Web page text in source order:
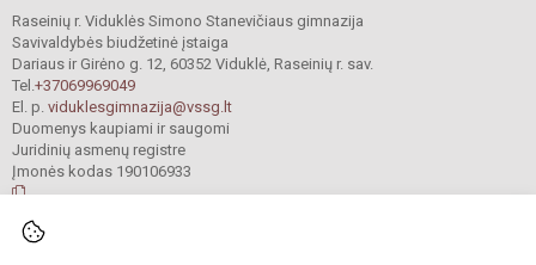
Raseinių r. Viduklės Simono Stanevičiaus gimnazija
Savivaldybės biudžetinė įstaiga
Dariaus ir Girėno g. 12, 60352 Viduklė, Raseinių r. sav.
Tel.+37069969049
El. p. viduklesgimnazija@vssg.lt
Duomenys kaupiami ir saugomi
Juridinių asmenų registre
Įmonės kodas 190106933